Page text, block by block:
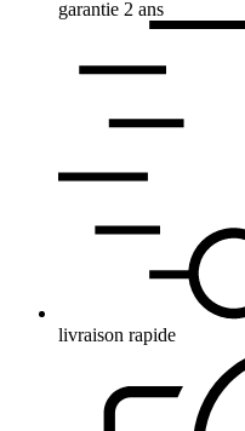
garantie 2 ans
livraison rapide